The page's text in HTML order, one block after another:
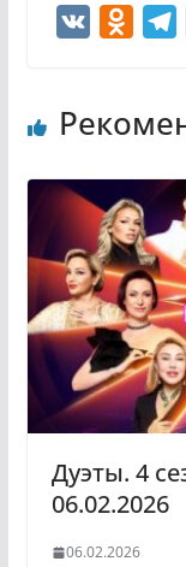
o
a
s
s
n
i
k
i
e
a
Дуэты. 4
06.02.2026
06.02.2026